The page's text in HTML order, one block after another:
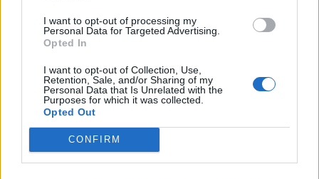
I want to opt-out of processing my
Personal Data for Targeted Advertising.
Opted In
I want to opt-out of Collection, Use,
Retention, Sale, and/or Sharing of my
Personal Data that Is Unrelated with the
Purposes for which it was collected.
Opted Out
CONFIRM
A keresett cikk a portfolio.hu hírarchívumához
tartozik, melynek olvasása előfizetéses
regisztrációhoz kötött.
Az előfizetés a következőket tartalmazza:
Portfolio.hu teljes cikkarchívum
Kötéslisták: BÉT elmúlt 2 év napon belüli
kötéslistái